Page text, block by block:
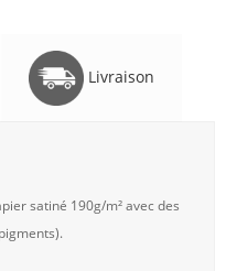
Livraison
satiné 190g/m² avec des